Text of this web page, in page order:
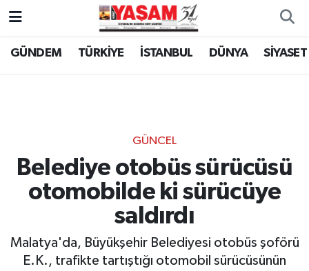
GÜNDEM TÜRKİYE İSTANBUL DÜNYA SİYASET
GÜNCEL
Belediye otobüs sürücüsü
otomobilde ki sürücüye
saldırdı
Malatya'da, Büyükşehir Belediyesi otobüs şoförü
E.K., trafikte tartıştığı otomobil sürücüsünün